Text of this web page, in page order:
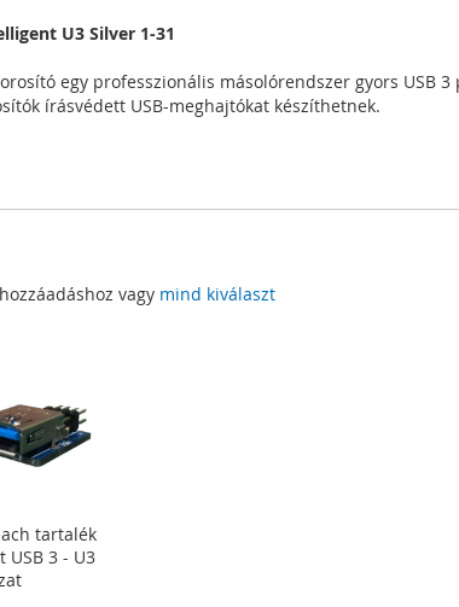
U3 Silver 1-31
egy professzionális másolórendszer gyors USB
írásvédett USB-meghajtókat készíthetnek.
vagy mind kiválaszt
tartalék
USB 3 - U3